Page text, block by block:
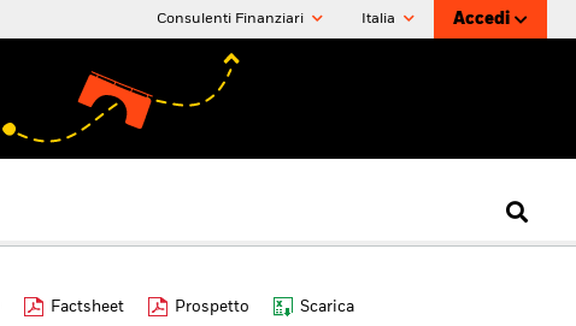
Consulenti Finanziari Italia Accedi
Factsheet Prospetto Scarica